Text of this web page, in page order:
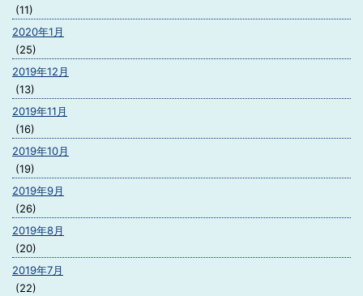
(11)
2020年1月
(25)
2019年12月
(13)
2019年11月
(16)
2019年10月
(19)
2019年9月
(26)
2019年8月
(20)
2019年7月
(22)